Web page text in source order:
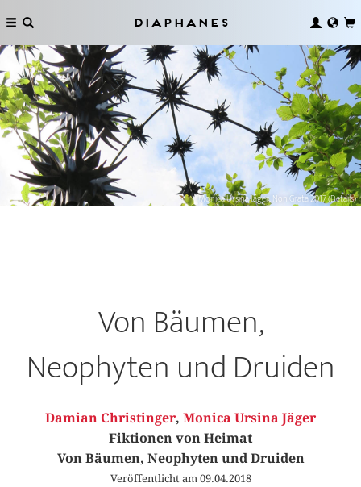
Diaphanes
Monica Ursina Jäger, Non Grata 2017 (Details)
Von Bäumen,
Neophyten und Druiden
Damian Christinger, Monica Ursina Jäger
Fiktionen von Heimat
Von Bäumen, Neophyten und Druiden
Veröffentlicht am 09.04.2018